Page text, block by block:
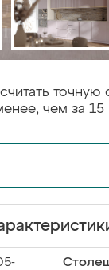
точную
чем за 15